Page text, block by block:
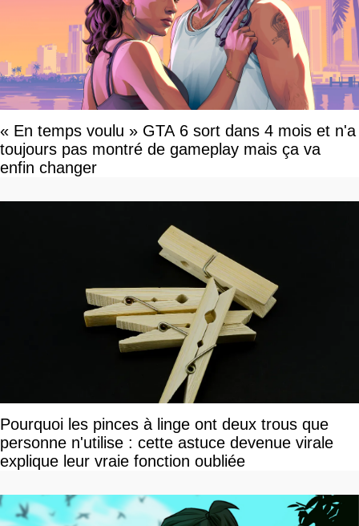
« En temps voulu » GTA 6 sort dans 4 mois et n'a
toujours pas montré de gameplay mais ça va
enfin changer
Pourquoi les pinces à linge ont deux trous que
personne n'utilise : cette astuce devenue virale
explique leur vraie fonction oubliée